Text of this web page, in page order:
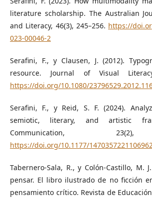
literature scholarship. The Australian
and Literacy, 46(3), 245–256. https://
023-00046-2
Serafini, F., y Clausen, J. (2012).
resource. Journal of Visual
https://doi.org/10.1080/
Serafini, F., y Reid, S. F. (2024).
semiotic, literary, and artistic
Communication,
https://doi.org/10.1177/
Tabernero-Sala, R., y Colón-Castillo, M.
pensar. El libro ilustrado de no ficción
pensamiento crítico. Revista de